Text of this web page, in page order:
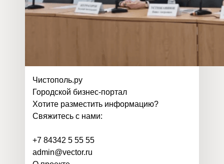
Чистополь.ру
Городской бизнес-портал
Хотите разместить информацию?
Свяжитесь с нами:
+7 84342 5 55 55
admin@vector.ru